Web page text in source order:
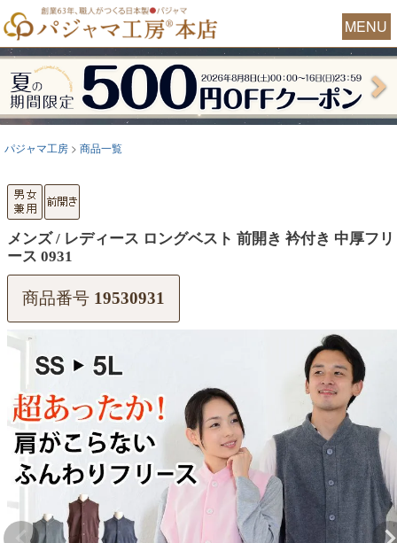
MENU
パジャマ工房 商品一覧
メンズ / レディース ロングベスト 前開き 衿付き 中厚フリ
ース 0931
商品番号 19530931